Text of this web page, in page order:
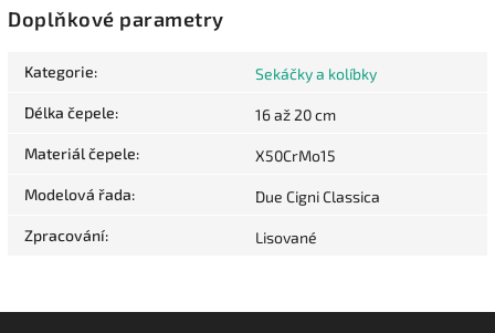
Doplňkové parametry
Kategorie: Sekáčky a kolíbky
Délka čepele: 16 až 20 cm
Materiál čepele: X50CrMo15
Modelová řada: Due Cigni Classica
Zpracování: Lisované